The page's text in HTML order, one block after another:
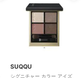
SUQQU
シグニチャー カラー アイズ